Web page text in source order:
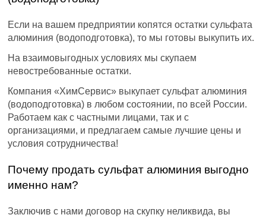
Если на вашем предприятии копятся остатки сульфата
алюминия (водоподготовка), то мы готовы выкупить их.
На взаимовыгодных условиях мы скупаем
невостребованные остатки.
Компания «ХимСервис» выкупает сульфат алюминия
(водоподготовка) в любом состоянии, по всей России.
Работаем как с частными лицами, так и с
организациями, и предлагаем самые лучшие цены и
условия сотрудничества!
Почему продать сульфат алюминия выгодно
именно нам?
Заключив с нами договор на скупку неликвида, вы